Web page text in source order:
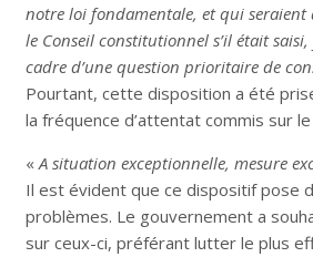
notre loi fondamentale, et qui seraient
le Conseil constitutionnel s’il était
cadre d’une question prioritaire de
Pourtant, cette disposition a été
la fréquence d’attentat commis sur
«A situation exceptionnelle, mesure
Il est évident que ce dispositif pose
problèmes. Le gouvernement a
sur ceux-ci, préférant lutter le plus